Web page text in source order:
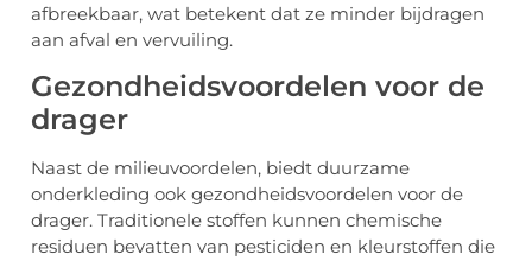
afbreekbaar, wat betekent dat ze minder bijdragen
aan afval en vervuiling.
Gezondheidsvoordelen voor de
drager
Naast de milieuvoordelen, biedt duurzame
onderkleding ook gezondheidsvoordelen voor de
drager. Traditionele stoffen kunnen chemische
residuen bevatten van pesticiden en kleurstoffen die